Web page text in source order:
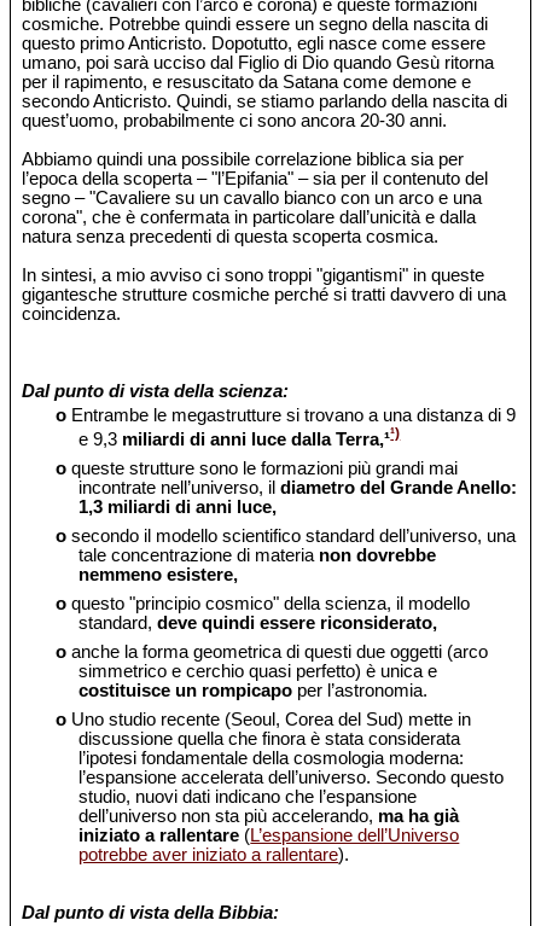
bibliche (cavalieri con l’arco e corona) e queste formazioni
cosmiche. Potrebbe quindi essere un segno della nascita di
questo primo Anticristo. Dopotutto, egli nasce come essere
umano, poi sarà ucciso dal Figlio di Dio quando Gesù ritorna
per il rapimento, e resuscitato da Satana come demone e
secondo Anticristo. Quindi, se stiamo parlando della nascita di
quest’uomo, probabilmente ci sono ancora 20-30 anni.
Abbiamo quindi una possibile correlazione biblica sia per
l’epoca della scoperta – "l’Epifania" – sia per il contenuto del
segno – "Cavaliere su un cavallo bianco con un arco e una
corona", che è confermata in particolare dall’unicità e dalla
natura senza precedenti di questa scoperta cosmica.
In sintesi, a mio avviso ci sono troppi "gigantismi" in queste
gigantesche strutture cosmiche perché si tratti davvero di una
coincidenza.
Dal punto di vista della scienza:
o Entrambe le megastrutture si trovano a una distanza di 9
e 9,3 miliardi di anni luce dalla Terra,¹¹)
o queste strutture sono le formazioni più grandi mai
incontrate nell’universo, ildiametro del Grande Anello:
1,3 miliardi di anni luce,
o secondo il modello scientifico standard dell’universo, una
tale concentrazione di materia non dovrebbe
nemmeno esistere,
o questo "principio cosmico" della scienza, il modello
standard,deve quindi essere riconsiderato,
o anche la forma geometrica di questi due oggetti (arco
simmetrico e cerchio quasi perfetto) è unica e
costituisce un rompicapo per l’astronomia.
o Uno studio recente (Seoul, Corea del Sud) mette in
discussione quella che finora è stata considerata
l’ipotesi fondamentale della cosmologia moderna:
l’espansione accelerata dell’universo. Secondo questo
studio, nuovi dati indicano che l’espansione
dell’universo non sta più accelerando, ma ha già
iniziato a rallentare (L’espansione dell’Universo
potrebbe aver iniziato a rallentare).
Dal punto di vista della Bibbia: